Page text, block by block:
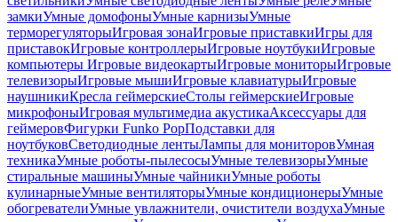
замкиУмные домофоныУмные карнизыУмные
терморегуляторыИгровая зонаИгровые приставкиИгры для
приставокИгровые контроллерыИгровые ноутбукиИгровые
компьютеры Игровые видеокартыИгровые мониторыИгровые
телевизорыИгровые мышиИгровые клавиатурыИгровые
наушникиКресла геймерскиеСтолы геймерскиеИгровые
микрофоныИгровая мультимедиа акустикаАксессуары для
геймеровФигурки Funko PopПодставки для
ноутбуковСветодиодные лентыЛампы для мониторовУмная
техникаУмные роботы-пылесосыУмные телевизорыУмные
стиральные машиныУмные чайникиУмные роботы
кулинарныеУмные вентиляторыУмные кондиционерыУмные
обогревателиУмные увлажнители, очистители воздухаУмные